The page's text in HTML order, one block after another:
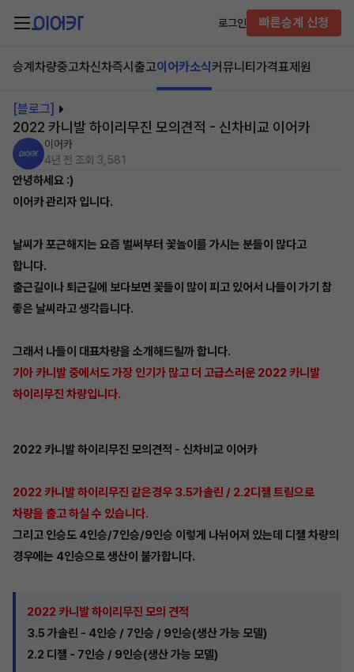
로그인 빠른승계 신청
승계차량중고차신차즉시출고이어카소식커뮤니티 가격표제원
[블로그]
2022 카니발 하이리무진 모의견적 - 신차비교 이어카
이어카
4년 전 조회 3,581
안녕하세요 :)
이어카 관리자 입니다.
날씨가 포근해지는 요즘 벌써부터 꽃놀이를 가시는 분들이 많다고
합니다.
출근길이나 퇴근길에 보다보면 꽃들이 많이 피고 있어서 나들이 가기 참
좋은 날씨라고 생각듭니다.
그래서 나들이 대표차량을 소개해드릴까 합니다.
기아 카니발 중에서도 가장 인기가 많고 더 고급스러운 2022 카니발
하이리무진 차량입니다.
2022 카니발 하이리무진 모의견적 - 신차비교 이어카
2022 카니발 하이리무진 같은경우 3.5가솔린 / 2.2디젤 트림으로
차량을 출고 하실 수 있습니다.
그리고 인승도 4인승/7인승/9인승 이렇게 나뉘어져 있는데 디젤 차량의
경우에는 4인승으로 생산이 불가합니다.
2022 카니발 하이리무진 모의 견적
3.5 가솔린 - 4인승 / 7인승 / 9인승(생산 가능 모델)
2.2 디젤 - 7인승 / 9인승(생산 가능 모델)